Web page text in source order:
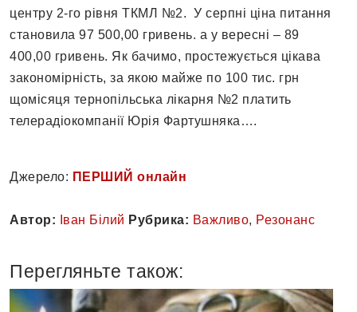
центру 2-го рівня ТКМЛ №2. У серпні ціна питання
становила 97 500,00 гривень. а у вересні – 89
400,00 гривень. Як бачимо, простежується цікава
закономірність, за якою майже по 100 тис. грн
щомісяця тернопільська лікарня №2 платить
телерадіокомпанії Юрія Фартушняка….
Джерело: ПЕРШИЙ онлайн
Автор: Іван Білий Рубрика: Важливо, Резонанс
Перегляньте також: